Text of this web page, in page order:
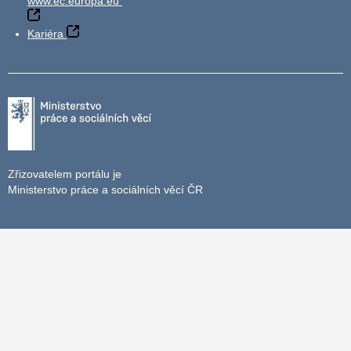
Kariéra
Zřizovatelem portálu je
Ministerstvo práce a sociálních věcí ČR